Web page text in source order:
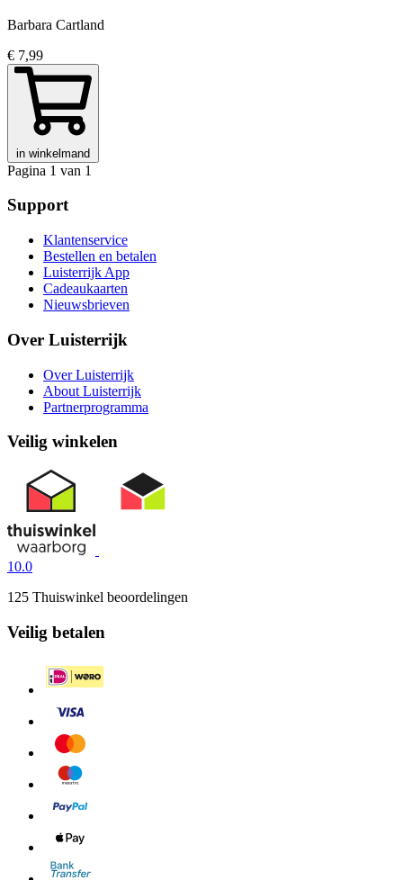
Barbara Cartland
€ 7,99
in winkelmand
Pagina 1 van 1
Support
Klantenservice
Bestellen en betalen
Luisterrijk App
Cadeaukaarten
Nieuwsbrieven
Over Luisterrijk
Over Luisterrijk
About Luisterrijk
Partnerprogramma
Veilig winkelen
10.0
125 Thuiswinkel beoordelingen
Veilig betalen